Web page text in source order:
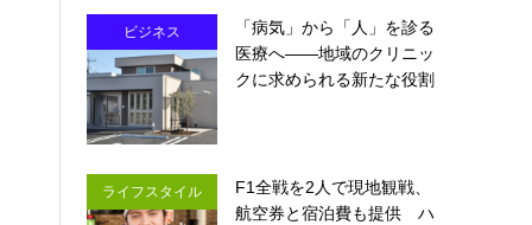
ビジネス
「病気」から「人」を診る
医療へ――地域のクリニッ
クに求められる新たな役割
ライフスタイル
F1全戦を2人で現地観戦、
航空券と宿泊費も提供 ハ